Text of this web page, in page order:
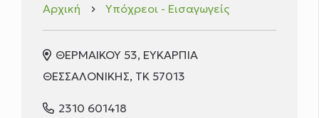
Αρχική keyboard_arrow_right Υπόχρεοι - Εισαγωγείς
ΘΕΡΜΑΙΚΟΥ 53, ΕΥΚΑΡΠΙΑ
ΘΕΣΣΑΛΟΝΙΚΗΣ, ΤΚ 57013
2310 601418